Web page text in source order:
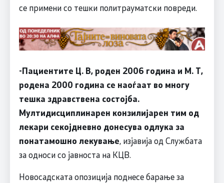
се примени со тешки политрауматски повреди.
-Пациентите Ц. В, роден 2006 година и М. Т,
родена 2000 година се наоѓаат во многу
тешка здравствена состојба.
Мултидисциплинарен конзилијарен тим од
лекари секојдневно донесува одлука за
понатамошно лекување, изјавија од Службата
за односи со јавноста на КЦВ.
Новосадската опозиција поднесе барање за